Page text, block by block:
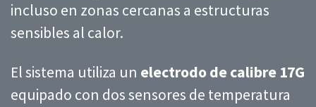
incluso en zonas cercanas a estructuras
sensibles al calor.
El sistema utiliza un electrodo de calibre 17G
equipado con dos sensores de temperatura